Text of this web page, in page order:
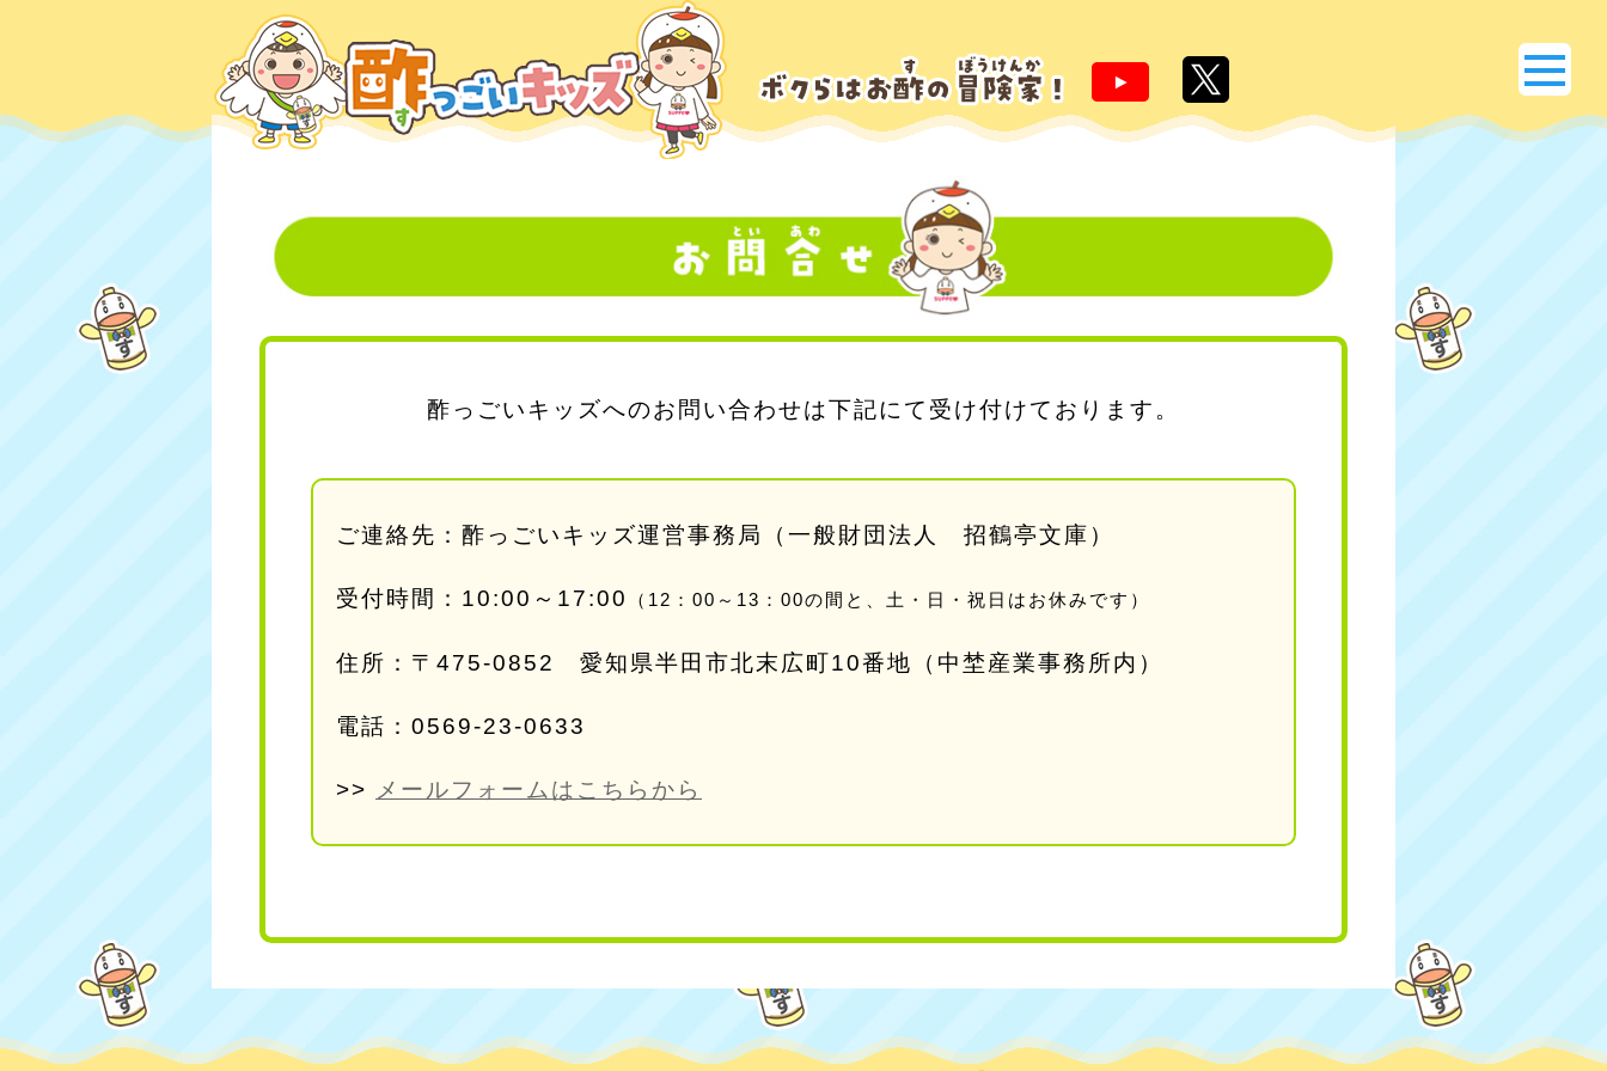
酢っごいキッズへのお問い合わせは下記にて受け付けております。
ご連絡先： 酢っごいキッズ運営事務局 （一般財団法人 招鶴亭文庫）
受付時間：10:00～17:00 （12：00～13：00の間と、土・日・祝日はお休みです）
住所：〒475-0852 愛知県半田市北末広町10番地（中埜産業事務所内）
電話：0569-23-0633
>> メールフォームはこちらから